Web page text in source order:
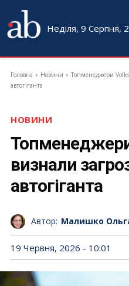
Неділя, 9 Серпня,
Головна Новини
Топменеджери
автогіганта
НОВИНИ
визнали
автогіганта
Автор: Малишко
19 Червня, 2026 - 10:01